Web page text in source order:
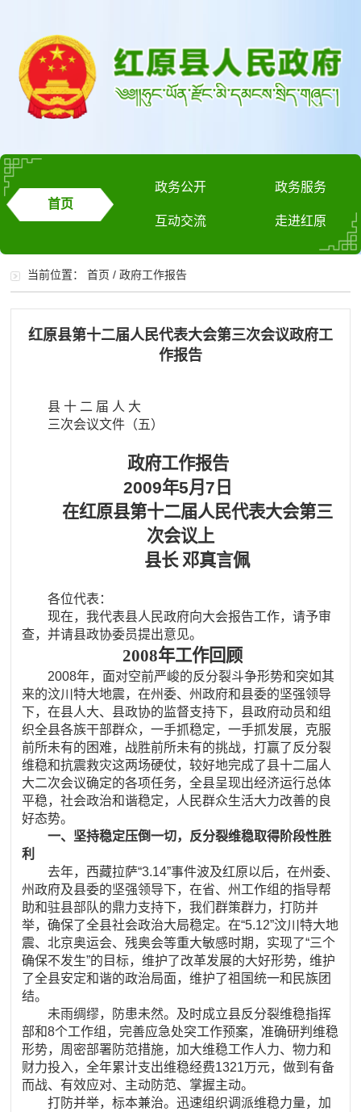
首页
政务公开 政务服务
互动交流 走进红原
当前位置：首页 /政府工作报告
红原县第十二届人民代表大会第三次会议政府工
作报告
县 十 二 届 人 大
三次会议文件（五）
政府工作报告
2009年5月7日
在红原县第十二届人民代表大会第三
次会议上
县长 邓真言佩
各位代表：
现在，我代表县人民政府向大会报告工作，请予审
查，并请县政协委员提出意见。
2008年工作回顾
2008年，面对空前严峻的反分裂斗争形势和突如其
来的汶川特大地震，在州委、州政府和县委的坚强领导
下，在县人大、县政协的监督支持下，县政府动员和组
织全县各族干部群众，一手抓稳定，一手抓发展，克服
前所未有的困难，战胜前所未有的挑战，打赢了反分裂
维稳和抗震救灾这两场硬仗，较好地完成了县十二届人
大二次会议确定的各项任务，全县呈现出经济运行总体
平稳，社会政治和谐稳定，人民群众生活大力改善的良
好态势。
一、坚持稳定压倒一切，反分裂维稳取得阶段性胜
利
去年，西藏拉萨“3.14”事件波及红原以后，在州委、
州政府及县委的坚强领导下，在省、州工作组的指导帮
助和驻县部队的鼎力支持下，我们群策群力，打防并
举，确保了全县社会政治大局稳定。在“5.12”汶川特大地
震、北京奥运会、残奥会等重大敏感时期，实现了“三个
确保不发生”的目标，维护了改革发展的大好形势，维护
了全县安定和谐的政治局面，维护了祖国统一和民族团
结。
未雨绸缪，防患未然。及时成立县反分裂维稳指挥
部和8个工作组，完善应急处突工作预案，准确研判维稳
形势，周密部署防范措施，加大维稳工作人力、物力和
财力投入，全年累计支出维稳经费1321万元，做到有备
而战、有效应对、主动防范、掌握主动。
打防并举，标本兼治。迅速组织调派维稳力量，加